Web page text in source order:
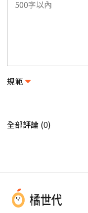
規範
全部評論 (0)